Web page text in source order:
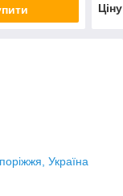
Україна